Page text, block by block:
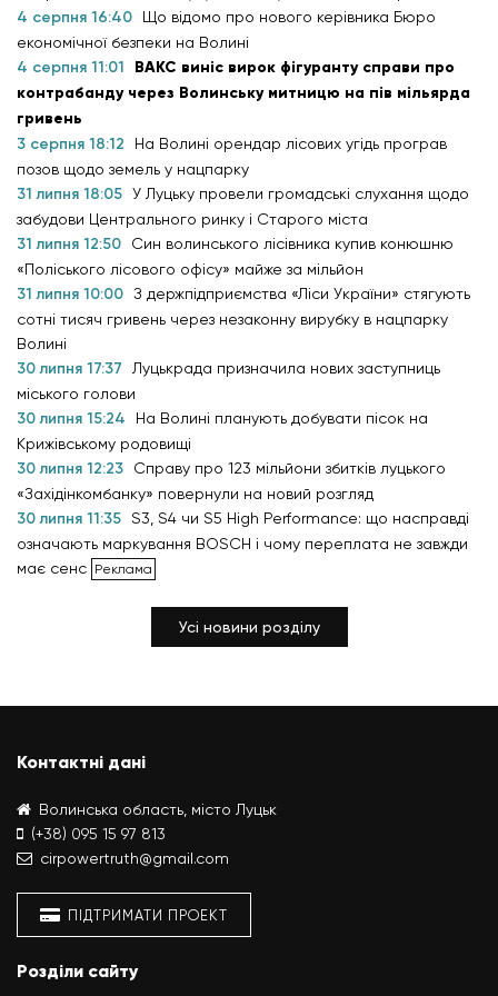
4 серпня 16:40
Що відомо про нового керівника Бюро
економічної безпеки на Волині
4 серпня 11:01
ВАКС виніс вирок фігуранту справи про
контрабанду через Волинську митницю на пів мільярда
гривень
3 серпня 18:12
На Волині орендар лісових угідь програв
позов щодо земель у нацпарку
31 липня 18:05 У Луцьку провели громадські слухання щодо
забудови Центрального ринку і Старого міста
31 липня 12:50
Син волинського лісівника купив конюшню
«Поліського лісового офісу» майже за мільйон
31 липня 10:00 З держпідприємства «Ліси України» стягують
сотні тисяч гривень через незаконну вирубку в нацпарку
Волині
30 липня 17:37
Луцькрада призначила нових заступниць
міського голови
30 липня 15:24
На Волині планують добувати пісок на
Крижівському родовищі
30 липня 12:23
Справу про 123 мільйони збитків луцького
«Західінкомбанку» повернули на новий розгляд
30 липня 11:35 S3, S4 чи S5 High Performance: що насправді
означають маркування BOSCH і чому переплата не завжди
має сенс
Усі новини розділу
Контактні дані
Волинська область, місто Луцьк
(+38) 095 15 97 813
cirpowertruth@gmail.com
ПІДТРИМАТИ ПРОЕКТ
Розділи сайту